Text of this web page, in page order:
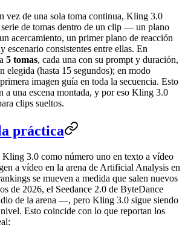
vez de una sola toma continua, Kling 3.0
de tomas dentro de un clip — un plano
acercamiento, un primer plano de reacción
consistentes entre ellas. En
5 tomas, cada una con su prompt y duración,
elegida (hasta 15 segundos); en modo
imagen guía en toda la secuencia. Esto
a una escena montada, y por eso Kling 3.0
clips sueltos.
práctica
3.0 como número uno en texto a vídeo
a vídeo en la arena de Artificial Analysis en
se mueven a medida que salen nuevos
de 2026, el Seedance 2.0 de ByteDance
de la arena —, pero Kling 3.0 sigue siendo
Esto coincide con lo que reportan los